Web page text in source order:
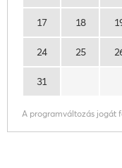
17 18
24 25
31
A programváltozás jogát